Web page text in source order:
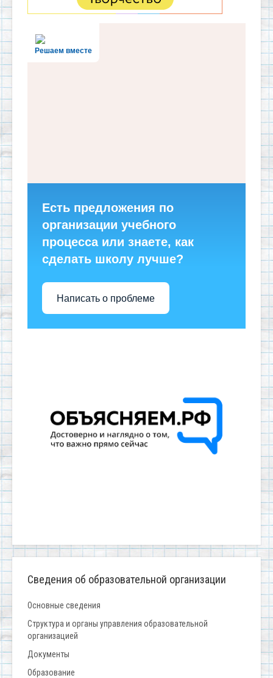
Решаем вместе
Есть предложения по
организации учебного
процесса или знаете, как
сделать школу лучше?
Написать о проблеме
Сведения об образовательной организации
Основные сведения
Структура и органы управления образовательной
организацией
Документы
Образование